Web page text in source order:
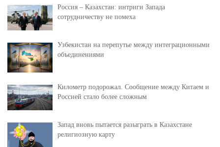
Россия – Казахстан: интриги Запада
сотрудничеству не помеха
Узбекистан на перепутье между интеграционными
объединениями
Километр подорожал. Сообщение между Китаем и
Россией стало более сложным
Запад вновь пытается разыграть в Казахстане
религиозную карту